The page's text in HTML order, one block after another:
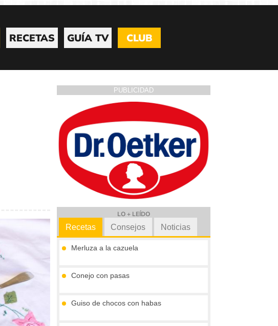
RECETAS GUÍA TV CLUB
PUBLICIDAD
LO + LEÍDO
Recetas
Merluza a la cazuela
Conejo con pasas
Guiso de chocos con habas
Consejos Noticias